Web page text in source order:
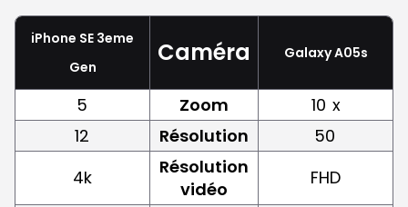
iPhone SE 3eme
Gen
Caméra Galaxy A05s
5 Zoom 10 x
12
Résolution
50
4k
Résolution
vidéo
FHD